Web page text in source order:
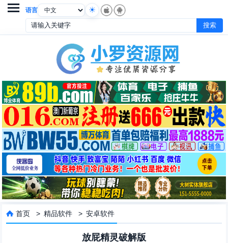
语言

 首页 >精品软件 >安卓软件
放屁精灵破解版